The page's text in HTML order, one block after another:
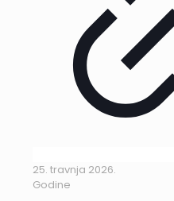
25. travnja 2026.
Godine